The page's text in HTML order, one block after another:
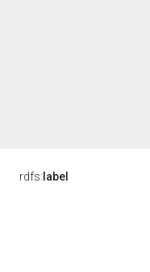
rdfs: label